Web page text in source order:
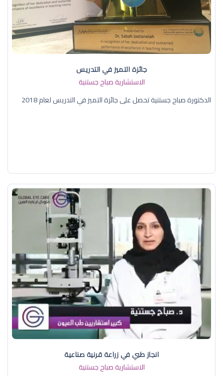
جائزة التميز في التدريس
الاستشارية صباح جستنية
الدكتورة صباح جستنية تحصل على جائزة التميز في التدريس لعام 2018
انجاز طبي في زراعة قرنية صناعية
الاستشارية صباح جستنية